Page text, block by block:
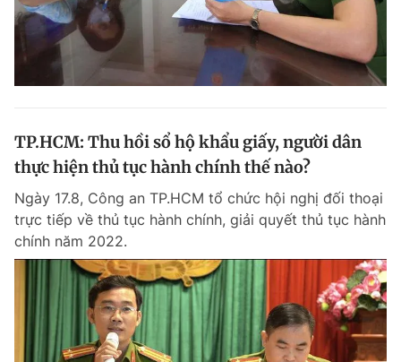
Theo dõi báo trên
Đặt báo Quảng cáo RSS Tòa soạn Chính sách bảo
Tổng biên tập: Nguyễn Ngọc Toàn
Phó tổng biên tập thường trực: Hải Thành
Phó tổng biên tập: Lâm Hiếu Dũng
Phó tổng biên tập: Trần Việt Hưng
Tổng thư ký tòa soạn: Đức Trung
Giấy phép xuất bản số 110/GP - BTTTT cấp ngày 24.3.2020
© 2003-2026 Bản quyền thuộc về Báo Thanh Niên. Cấm sao chép
dưới mọi hình thức nếu không có sự chấp thuận bằng văn bản.
Phát triển bởi ePi Technologies, JSC.
TP.HCM: Thu hồi sổ hộ khẩu giấy, người dân
thực hiện thủ tục hành chính thế nào?
Ngày 17.8, Công an TP.HCM tổ chức hội nghị đối thoại
trực tiếp về thủ tục hành chính, giải quyết thủ tục hành
chính năm 2022.